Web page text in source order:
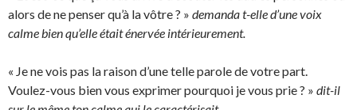
alors de ne penser qu’à la vôtre ? » demanda t-elle d’une voix
calme bien qu’elle était énervée intérieurement.
« Je ne vois pas la raison d’une telle parole de votre part.
Voulez-vous bien vous exprimer pourquoi je vous prie ? » dit-il